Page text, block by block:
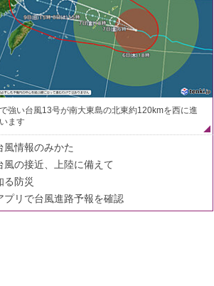
強い台風13号が南大東島の北東約120kmを西に進
ます
風情報のみかた
風の接近、上陸に備えて
る防災
プリで台風進路予報を確認